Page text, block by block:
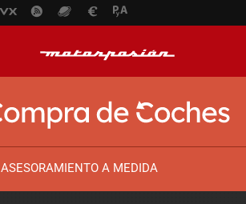
ASESORAMIENTO A MEDIDA